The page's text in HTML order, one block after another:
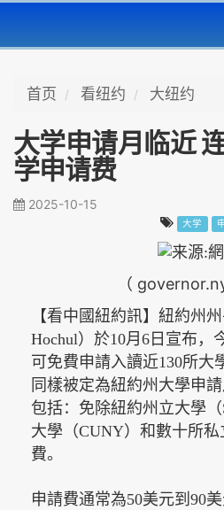
首页 看纽约 大纽约
大学申请月临近
学申请费
2025-10-15
大学
（
【看中國紐約訊】紐約州
Hochul）於10月6日宣布，
可免費申請入讀近130所大
同樣被定為紐約州大學申
包括：免除紐約州立大學
大學（CUNY）和數十所
費。
申請費通常為50美元到90